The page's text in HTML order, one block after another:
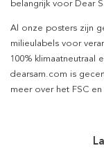
belangrijk voor Dear
Al onze posters zijn
milieulabels voor
100%
dearsam.com is
meer over het FSC